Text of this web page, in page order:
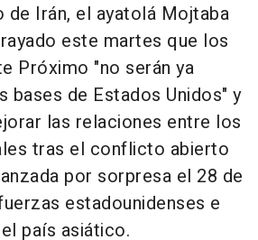
de Irán, el ayatolá Mojtaba
este martes que los
Próximo "no serán ya
bases de Estados Unidos" y
las relaciones entre los
tras el conflicto abierto
por sorpresa el 28 de
estadounidenses e
país asiático.